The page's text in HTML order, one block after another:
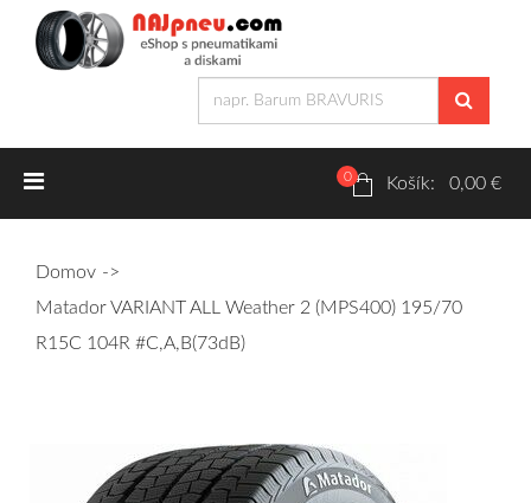
Letné pneumatiky
Dodávkové + malé úžitkové
Osobné/crossover + malé úžitkové
0 Košík: 0,00 €
Domov
Matador VARIANT ALL Weather 2 (MPS400) 195/70
R15C 104R #C,A,B(73dB)